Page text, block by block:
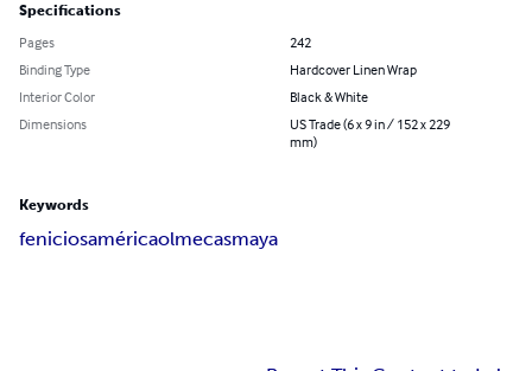
Specifications
Pages
242
Binding Type
Hardcover Linen Wrap
Interior Color
Black & White
Dimensions
US Trade (6 x 9 in / 152 x 229
mm)
Keywords
feniciosaméricaolmecasmaya